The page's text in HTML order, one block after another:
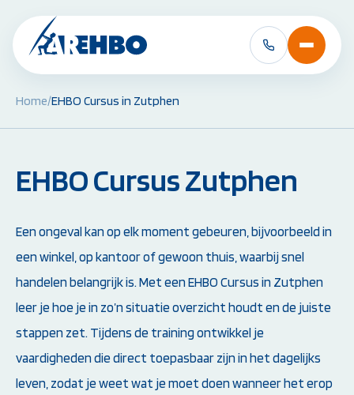
BHV Cursussen &
BHV Basiscursus
BHV Herhaling
bekijken
EHBO Cursussen
EHBO Basiscursus
EHBO Herhaling
bekijken
Instructeur worden:
Overige
Home/EHBO Cursus in Zutphen
EHBO Cursus Zutphen
Een ongeval kan op elk moment gebeuren, bijvoorbeeld in
een winkel, op kantoor of gewoon thuis, waarbij snel
handelen belangrijk is. Met een EHBO Cursus in Zutphen
leer je hoe je in zo’n situatie overzicht houdt en de juiste
stappen zet. Tijdens de training ontwikkel je
vaardigheden die direct toepasbaar zijn in het dagelijks
leven, zodat je weet wat je moet doen wanneer het erop